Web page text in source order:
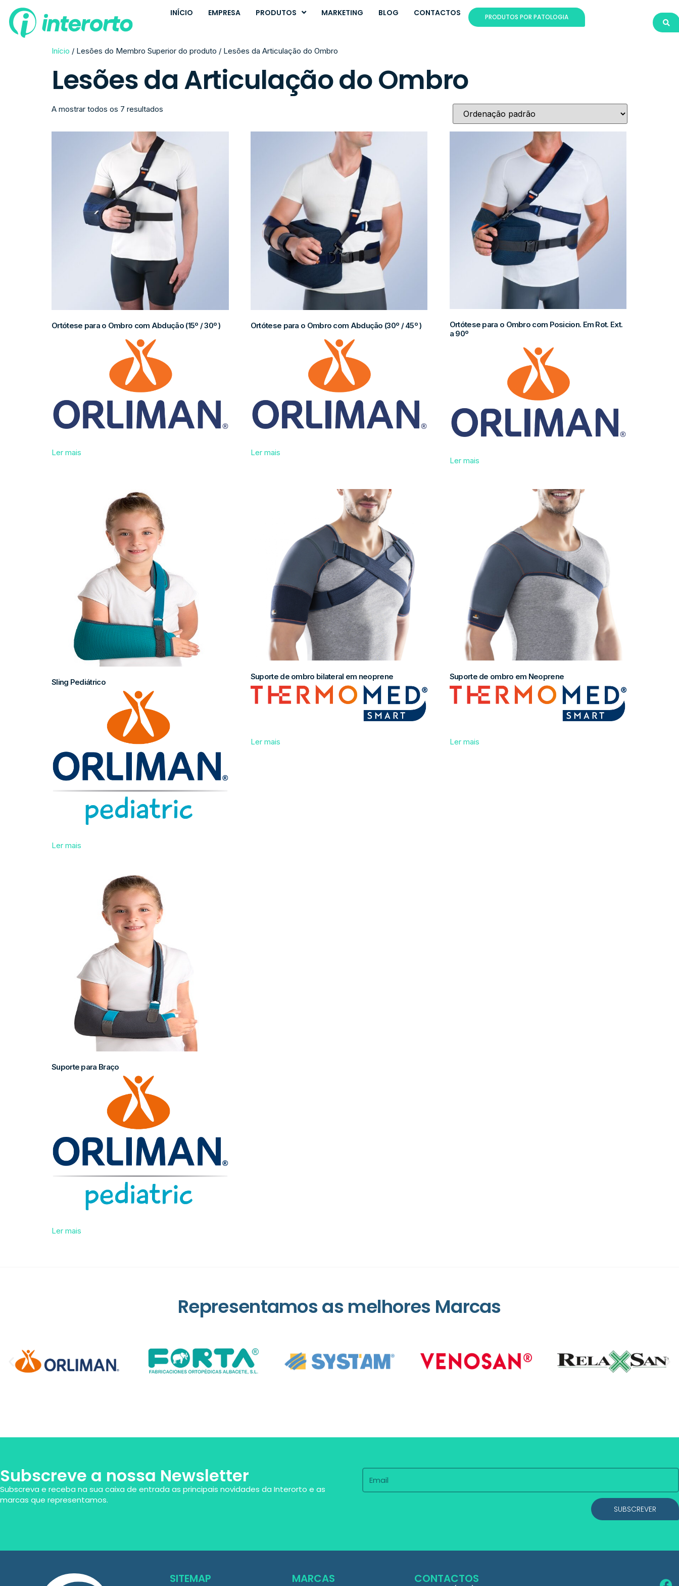
INÍCIO EMPRESA PRODUTOS MARKETING BLOG CONTACTOS PRODUTOS POR PATOLOGIA
Início / Lesões do Membro Superior do produto / Lesões da Articulação do Ombro
Lesões da Articulação do Ombro
A mostrar todos os 7 resultados
Ortótese para o Ombro com Abdução (15º / 30º )
Ler mais
Ortótese para o Ombro com Abdução (30º / 45º )
Ler mais
Ortótese para o Ombro com Posicion. Em Rot. Ext.
a 90º
Ler mais
Sling Pediátrico
Ler mais
Suporte de ombro bilateral em neoprene
Ler mais
Suporte de ombro em Neoprene
Ler mais
Suporte para Braço
Ler mais
Representamos as melhores Marcas
Subscreve a nossa Newsletter
Subscreva e receba na sua caixa de entrada as principais novidades da Interorto e as
marcas que representamos.
SUBSCREVER
SITEMAP MARCAS CONTACTOS